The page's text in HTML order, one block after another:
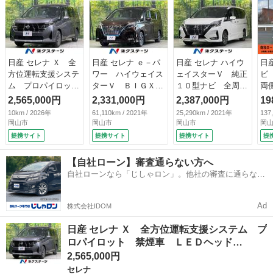
日産 セレナ Ｘ 全
方位運転支援システ
ム プロパイロッ
ト 禁煙車 ＬＥＤ
ヘッドライト 電動
パーキングブレー
キ インテリジェン
トキー プッシュス
タート 革巻きステ
アリング （検11.8）
2,565,000円
10km / 2026年
岡山市
提携サイト
日産 セレナ ｅ－パ
ワー ハイウェイス
ターＶ ＢＩＧＸ１
１型ナビ 後席モニ
ター 全周囲カメ
ラ 両側電動ドア
プロパイロット 禁
煙車 デジタルイン
ナーミラー ブライ
ンドスポットモニタ
ー クリアランスソ
ライト オートエア
付）
2,331,000円
61,110km / 2021年
岡山市
提携サイト
日産 セレナ ハイウ
ェイスターＶ 純正
１０型ナビ 全周囲
カメラ プロパイロ
ット ハンズフリー
両側電動スライドド
ア 禁煙車 フルセ
グ ＥＴＣ ドライ
ブレコーダー ＬＥ
Ｄヘッドライト リ
アオートエアコン
2,387,000円
25,290km / 2021年
岡山市
提携サイト
日
ビ
両
ア
ｔ
り
修
Ｄ
ダ
整
岡
提
【自社ローン】審査通らない方へ
自社ローンなら「じしゃロン」。他社の審査に通らなか
株式会社IDOM Ad
日産 セレナ Ｘ 全方位運転支援システム プ
ロパイロット 禁煙車 ＬＥＤヘッド…
2,565,000円
セレナ